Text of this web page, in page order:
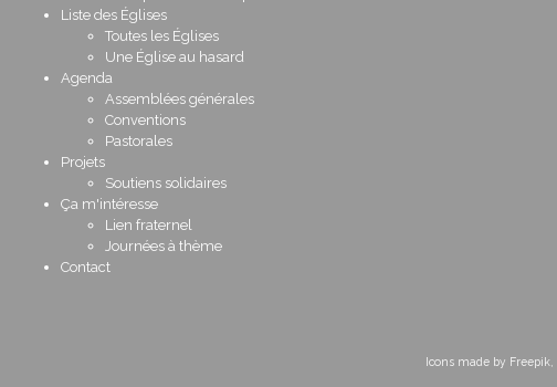
Liste des Églises
Toutes les Églises
Une Église au hasard
Agenda
Assemblées générales
Conventions
Pastorales
Projets
Soutiens solidaires
Ça m'intéresse
Lien fraternel
Journées à thème
Contact
Icons made by Freepik